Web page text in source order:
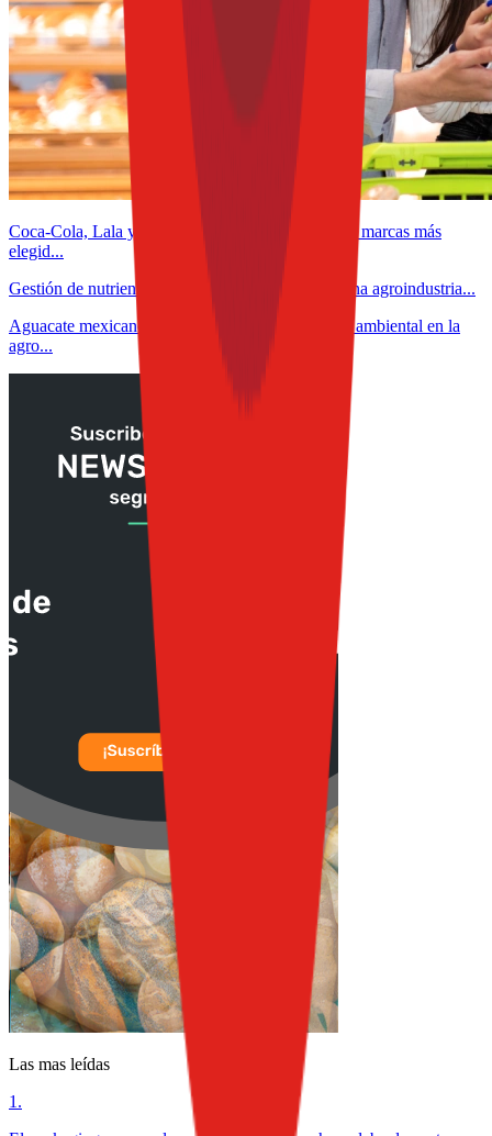
Coca-Cola, Lala y Bimbo lideran el ranking de las marcas más
elegid...
Gestión de nutrientes en arroz-trigo: claves para una agroindustria...
Aguacate mexicano: impacto económico, social y ambiental en la
agro...
Las mas leídas
1 .